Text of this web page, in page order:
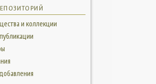
и коллекции